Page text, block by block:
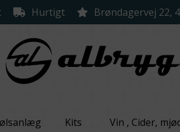
Hurtigt Brøndagervej 22,
Kits Vin , Cider,